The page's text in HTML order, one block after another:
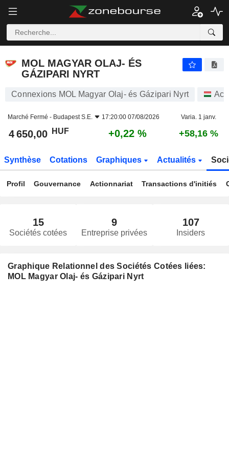
MOL MAGYAR OLAJ- ÉS
GÁZIPARI NYRT
Connexions MOL Magyar Olaj- és Gázipari Nyrt
Marché Fermé - Budapest S.E. 17:20:00 07/08/2026 Varia. 1 janv.
4 650,00 HUF +0,22 % +58,16 %
Synthèse Cotations Graphiques Actualités
Profil Gouvernance Actionnariat Transactions d'initiés
15
Sociétés cotées
9
Entreprise privées
107
Insiders
Graphique Relationnel des Sociétés Cotées liées:
MOL Magyar Olaj- és Gázipari Nyrt